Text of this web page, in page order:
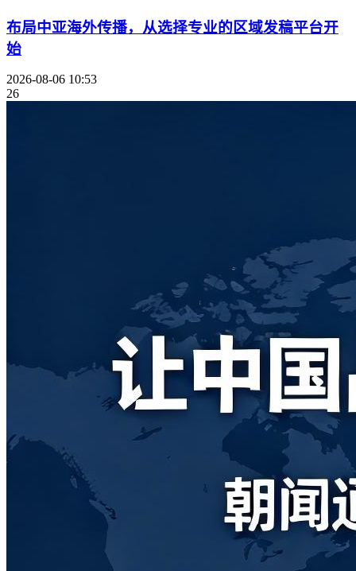
布局中亚海外传播，从选择专业的区域发稿平台开
始
2026-08-06 10:53
26